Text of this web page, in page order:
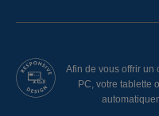
Afin de vous offrir un
PC, votre tablette